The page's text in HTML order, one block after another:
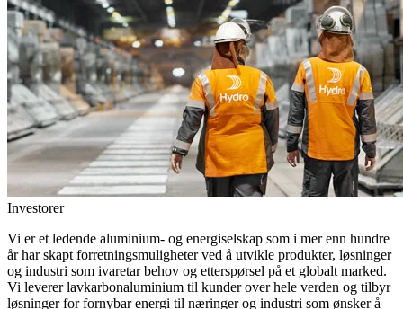
Investorer
Vi er et ledende aluminium- og energiselskap som i mer enn hundre
år har skapt forretningsmuligheter ved å utvikle produkter, løsninger
og industri som ivaretar behov og etterspørsel på et globalt marked.
Vi leverer lavkarbonaluminium til kunder over hele verden og tilbyr
løsninger for fornybar energi til næringer og industri som ønsker å